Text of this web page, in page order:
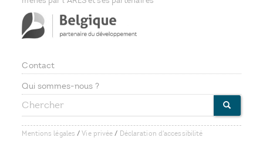
Footer
menu
Contact
Qui sommes-nous ?
Chercher
Mentions légales / Vie privée / Déclaration d'accessibilité